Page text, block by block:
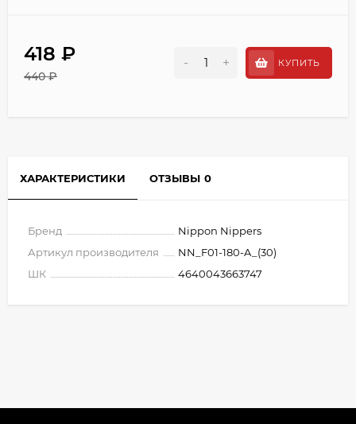
418 ₽
440 ₽
- + КУПИТЬ
ХАРАКТЕРИСТИКИ ОТЗЫВЫ 0
Бренд
Nippon Nippers
Артикул производителя
NN_F01-180-A_(30)
ШК
4640043663747